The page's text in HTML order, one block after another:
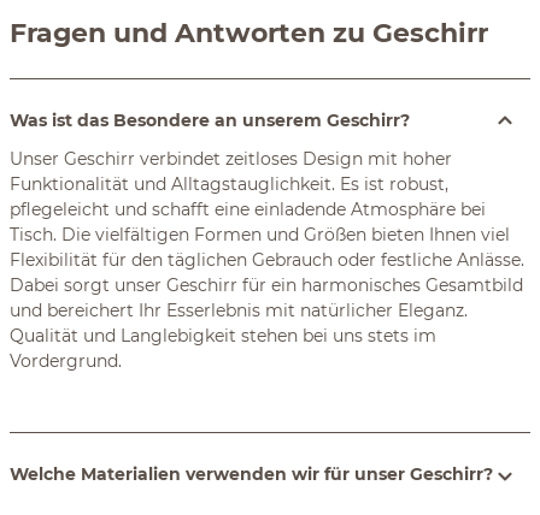
Fragen und Antworten zu Geschirr
Was ist das Besondere an unserem Geschirr?
Unser Geschirr verbindet zeitloses Design mit hoher
Funktionalität und Alltagstauglichkeit. Es ist robust,
pflegeleicht und schafft eine einladende Atmosphäre bei
Tisch. Die vielfältigen Formen und Größen bieten Ihnen viel
Flexibilität für den täglichen Gebrauch oder festliche Anlässe.
Dabei sorgt unser Geschirr für ein harmonisches Gesamtbild
und bereichert Ihr Esserlebnis mit natürlicher Eleganz.
Qualität und Langlebigkeit stehen bei uns stets im
Vordergrund.
Welche Materialien verwenden wir für unser Geschirr?